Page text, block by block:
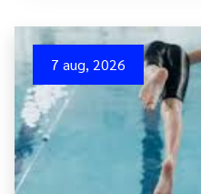
7 aug, 2026